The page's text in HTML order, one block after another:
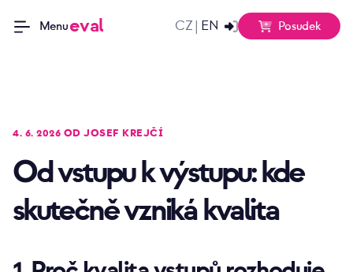
Menueval CZ| EN Posudek
4. 6. 2026 OD JOSEF KREJČÍ
Od vstupu k výstupu: kde
skutečně vzniká kvalita